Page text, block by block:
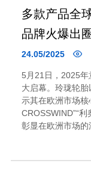
多款产品全
品牌火爆出圈
24.05/2025
5月21日，2025
大启幕。玲珑轮胎
示其在欧洲市场核
CROSSWIND”“
彰显在欧洲市场的